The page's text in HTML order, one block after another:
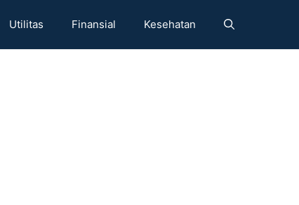
Utilitas Finansial Kesehatan